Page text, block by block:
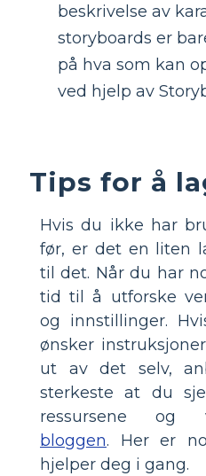
beskrivelse av
storyboards er
på hva som kan
ved hjelp av
Tips for å
Hvis du ikke har
før, er det en liten
til det. Når du har
tid til å utforske
og innstillinger.
ønsker
ut av det selv,
sterkeste at du
ressursene og
bloggen. Her er
hjelper deg i gang.